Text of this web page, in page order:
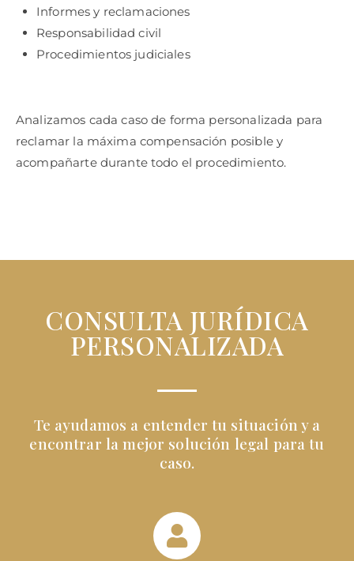
Informes y reclamaciones
Responsabilidad civil
Procedimientos judiciales
Analizamos cada caso de forma personalizada para
reclamar la máxima compensación posible y
acompañarte durante todo el procedimiento.
CONSULTA JURÍDICA
PERSONALIZADA
Te ayudamos a entender tu situación y a
encontrar la mejor solución legal para tu
caso.